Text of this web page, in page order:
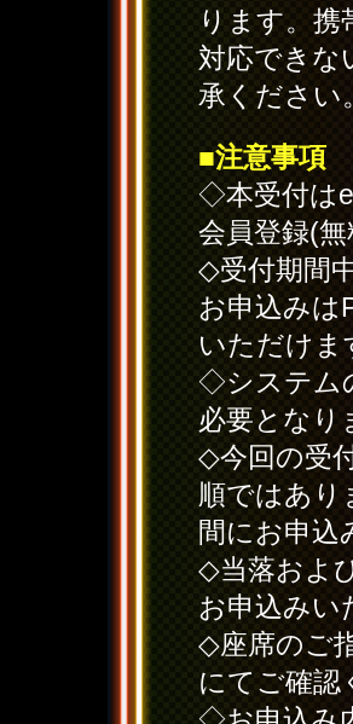
ります。
対応できな
承ください
■注意事項
◇本受付は
会員登録(
◇受付期間
お申込みは
いただけま
◇システム
必要となり
◇今回の受
順ではあり
間にお申込
◇当落およ
お申込みい
◇座席のご
にてご確認